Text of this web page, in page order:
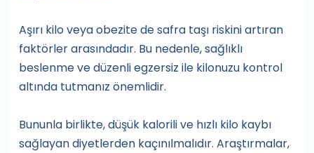
Aşırı kilo veya obezite de safra taşı riskini artıran
faktörler arasındadır. Bu nedenle, sağlıklı
beslenme ve düzenli egzersiz ile kilonuzu kontrol
altında tutmanız önemlidir.
Bununla birlikte, düşük kalorili ve hızlı kilo kaybı
sağlayan diyetlerden kaçınılmalıdır. Araştırmalar,